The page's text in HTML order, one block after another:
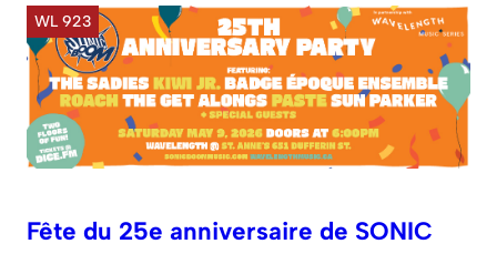
WL 923
Fête du 25e anniversaire de SONIC